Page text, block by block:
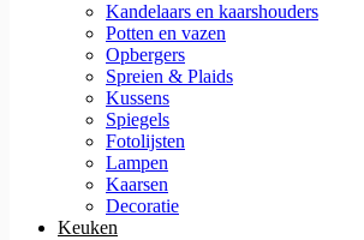
Kandelaars en kaarshouders
Potten en vazen
Opbergers
Spreien & Plaids
Kussens
Spiegels
Fotolijsten
Lampen
Kaarsen
Decoratie
Keuken